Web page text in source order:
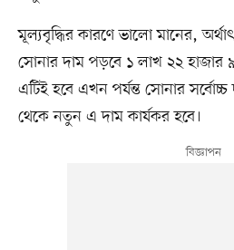
মূল্যবৃদ্ধির কারণে ভালো মানের,
সোনার দাম পড়বে ১ লাখ ২২ হাজার
এটিই হবে এখন পর্যন্ত সোনার
থেকে নতুন এ দাম কার্যকর হবে।